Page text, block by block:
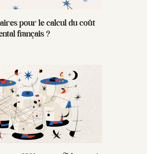
pour le calcul du coût
français ?